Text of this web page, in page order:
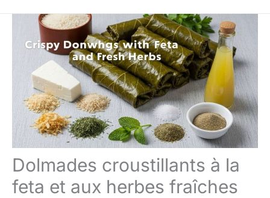
Dolmades croustillants à la
feta et aux herbes fraîches